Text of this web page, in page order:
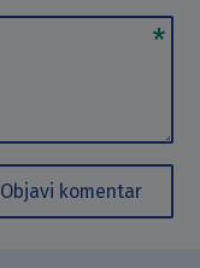
Objavi komentar